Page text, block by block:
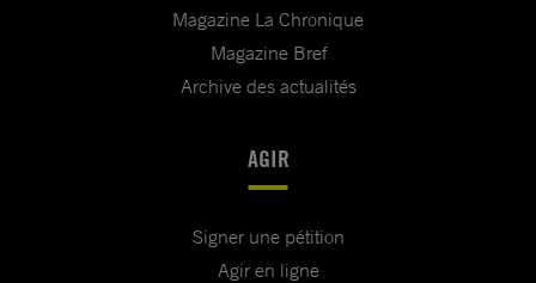
Magazine La Chronique
Magazine Bref
Archive des actualités
AGIR
Signer une pétition
Agir en ligne